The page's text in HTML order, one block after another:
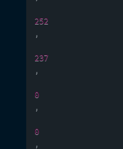
252
,
237
,
0
,
0
,